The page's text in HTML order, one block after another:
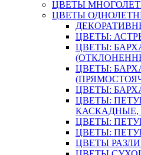
ЦВЕТЫ
ЦВЕТЫ
ЦВЕТЫ:
ЦВЕТЫ:
ЦВЕТЫ:
ЦВЕТЫ:
ЦВЕТЫ:
ЦВЕТЫ:
ЦВЕТЫ:
ЦВЕТЫ